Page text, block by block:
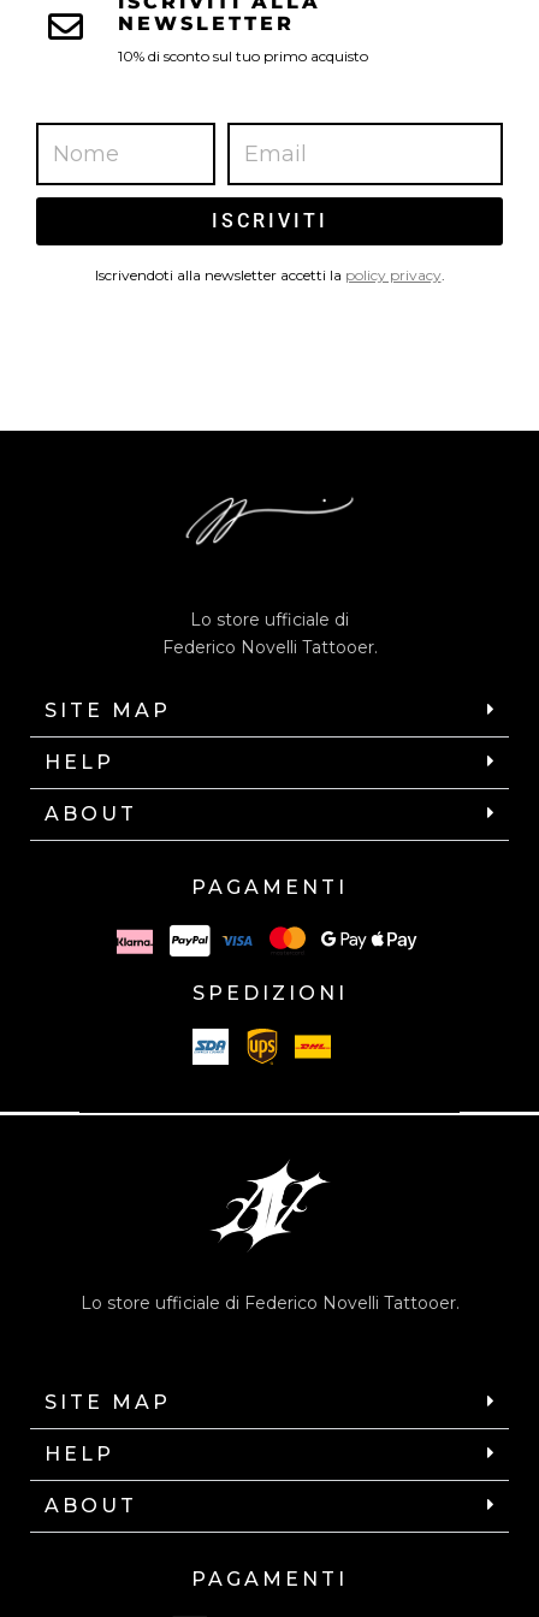
NEWSLETTER
10% di sconto sul tuo primo acquisto
ISCRIVITI
Iscrivendoti alla newsletter accetti la policy privacy.
Lo store ufficiale di
Federico Novelli Tattooer.
SITE MAP
HELP
ABOUT
PAGAMENTI
SPEDIZIONI
Lo store ufficiale di Federico Novelli Tattooer.
SITE MAP
HELP
ABOUT
PAGAMENTI